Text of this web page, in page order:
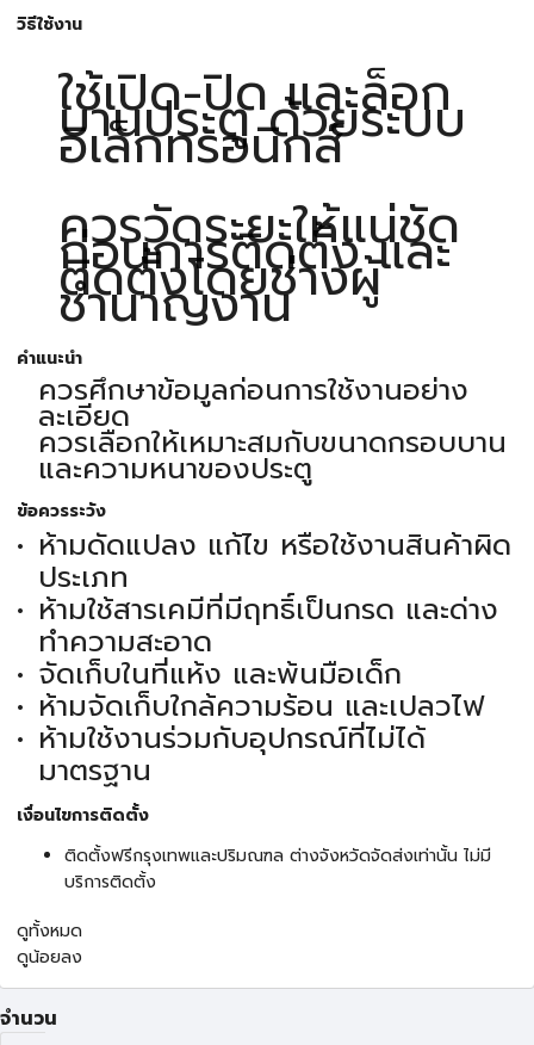
วิธีใช้งาน
ใช้เปิด-ปิด และล็อก
บานประตู ด้วยระบบ
อิเล็กทรอนิกส์
ควรวัดระยะให้แน่ชัด
ก่อนการติดตั้ง และ
ติดตั้งโดยช่างผู้
ชำนาญงาน
คำแนะนำ
ควรศึกษาข้อมูลก่อนการใช้งานอย่าง
ละเอียด
ควรเลือกให้เหมาะสมกับขนาดกรอบบาน
และความหนาของประตู
ข้อควรระวัง
ห้ามดัดแปลง แก้ไข หรือใช้งานสินค้าผิด
ประเภท
ห้ามใช้สารเคมีที่มีฤทธิ์เป็นกรด และด่าง
ทำความสะอาด
จัดเก็บในที่แห้ง และพ้นมือเด็ก
ห้ามจัดเก็บใกล้ความร้อน และเปลวไฟ
ห้ามใช้งานร่วมกับอุปกรณ์ที่ไม่ได้
มาตรฐาน
เงื่อนไขการติดตั้ง
ติดตั้งฟรีกรุงเทพและปริมณฑล ต่างจังหวัดจัดส่งเท่านั้น ไม่มี
บริการติดตั้ง
ดูทั้งหมด
ดูน้อยลง
จำนวน